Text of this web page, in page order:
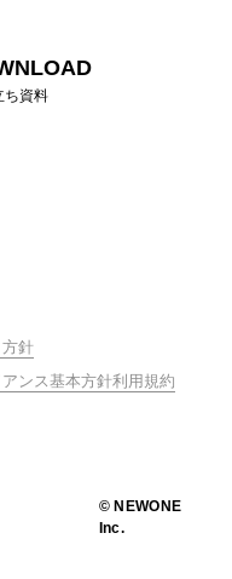
ち資料
針
ンス基本方針利用規約
© NEWONE
Inc.